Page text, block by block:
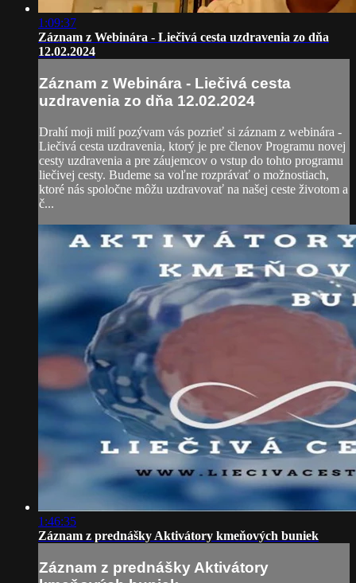
1:09:37
Záznam z Webinára - Liečivá cesta uzdravenia zo dňa
12.02.2024
Záznam z Webinára - Liečivá cesta
uzdravenia zo dňa 12.02.2024
Drahí moji milí pozývam vás pozrieť si záznam z webinára -
Liečivá cesta uzdravenia, ktorý je pre členov Programu novej
cesty uzdravenia a pre záujemcov o vstup do tohto programu
liečivej cesty. Budeme sa voľne rozprávať o možnostiach,
ktoré nás spoločne môžu uzdravovať na našej ceste životom a
č...
1:46:35
Záznam z prednášky Aktivátory kmeňových buniek
Záznam z prednášky Aktivátory